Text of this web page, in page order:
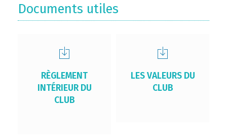
Documents utiles
RÈGLEMENT
INTÉRIEUR DU
CLUB
LES VALEURS DU
CLUB